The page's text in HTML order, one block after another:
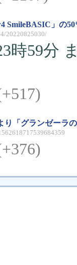
SmileBASIC」の
20220825030/
時59分
り「グランゼーラ